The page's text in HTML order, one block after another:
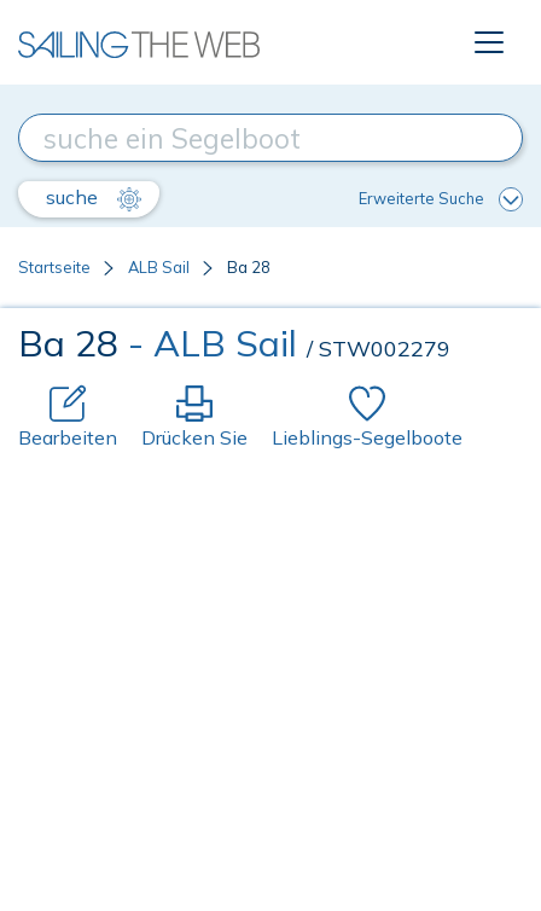
suche Erweiterte Suche
Startseite ALB Sail Ba 28
Ba 28 - ALB Sail / STW002279
Bearbeiten Drücken Sie Lieblings-Segelboote